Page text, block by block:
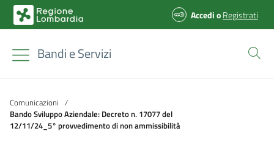
AccedioRegistrati
Bandi e Servizi
Comunicazioni /
Bando Sviluppo Aziendale: Decreto n. 17077 del
12/11/24_5° provvedimento di non ammissibilità